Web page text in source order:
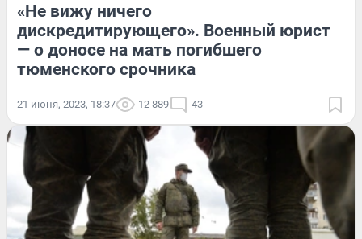
«Не вижу ничего
дискредитирующего». Военный юрист
— о доносе на мать погибшего
тюменского срочника
21 июня, 2023, 18:37 12 889 43